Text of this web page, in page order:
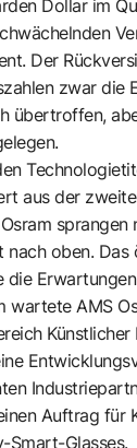
Dollar im
Der
zwar die
übertroffen,
aus der
sprangen
nach oben. Das
die
wartete AMS
Auftrag für
Smart-Glasses.